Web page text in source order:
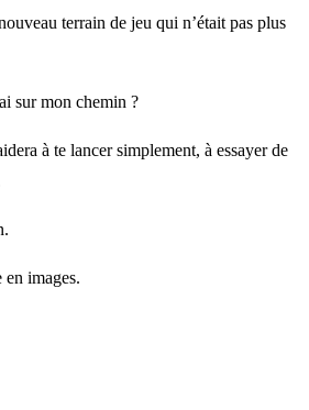
terrain de jeu qui n’était pas plus
sur mon chemin ?
à te lancer simplement, à essayer de
images.